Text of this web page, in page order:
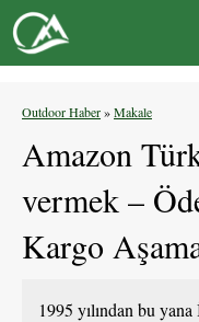
İçeriğe
atla
Outdoor Haber»Makale
Amazon
vermek –
Kargo
1995 yılından bu